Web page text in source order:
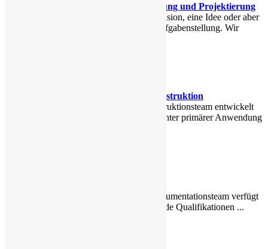
Beratung, Planung und Projektierung
Sie haben eine Vision, eine Idee oder aber
eine konkrete Aufgabenstellung. Wir
Mechanik - Konstruktion
Unsere M-Konstruktionsteam entwickelt
und konstruiert unter primärer Anwendung
Unser MuK-Dokumentationsteam verfügt
über entsprechende Qualifikationen ...